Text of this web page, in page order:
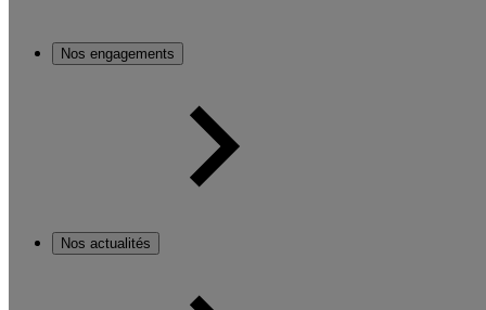
Nos engagements
Nos actualités